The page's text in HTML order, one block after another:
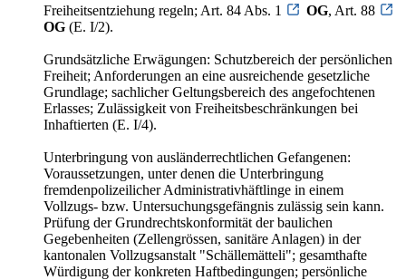
Freiheitsentziehung regeln; Art. 84 Abs. 1
OG, Art. 88
OG (E. I/2).
Grundsätzliche Erwägungen: Schutzbereich der persönlichen
Freiheit; Anforderungen an eine ausreichende gesetzliche
Grundlage; sachlicher Geltungsbereich des angefochtenen
Erlasses; Zulässigkeit von Freiheitsbeschränkungen bei
Inhaftierten (E. I/4).
Unterbringung von ausländerrechtlichen Gefangenen:
Voraussetzungen, unter denen die Unterbringung
fremdenpolizeilicher Administrativhäftlinge in einem
Vollzugs- bzw. Untersuchungsgefängnis zulässig sein kann.
Prüfung der Grundrechtskonformität der baulichen
Gegebenheiten (Zellengrössen, sanitäre Anlagen) in der
kantonalen Vollzugsanstalt "Schällemätteli"; gesamthafte
Würdigung der konkreten Haftbedingungen; persönliche